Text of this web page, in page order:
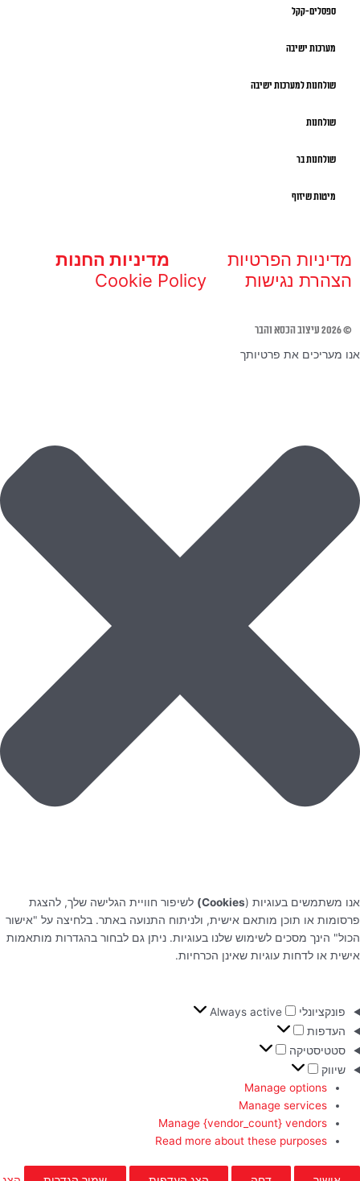
ספסלים-קקל
מערכות ישיבה
שולחנות למערכות ישיבה
שולחנות
שולחנות בר
מיטות שיזוף
מדיניות הפרטיות
מדיניות החנות
הצהרת נגישות
Cookie Policy
© 2026 עיצוב הכסא והבר
אנו מעריכים את פרטיותך
אנו משתמשים בעוגיות (Cookies)
לשיפור חוויית הגלישה שלך, להצגת
פרסומות או תוכן מותאם אישית, ולניתוח התנועה באתר. בלחיצה על "אישור
הכול" הינך מסכים לשימוש שלנו בעוגיות. ניתן גם לבחור בהגדרות מותאמות
אישית או לדחות עוגיות שאינן הכרחיות.
פונקציונלי
Always active
העדפות
סטטיסטיקה
שיווק
Manage options
Manage services
Manage {vendor_count} vendors
Read more about these purposes